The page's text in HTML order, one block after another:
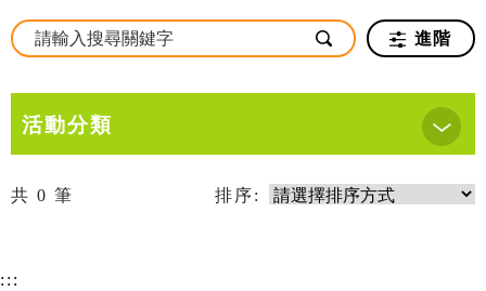
進階
活動分類
共 0 筆 排序:
:::